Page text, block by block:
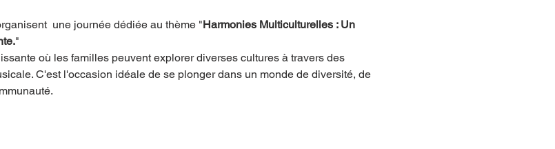
une journée dédiée au thème "Harmonies Multiculturelles : Un
"
où les familles peuvent explorer diverses cultures à travers des
C'est l'occasion idéale de se plonger dans un monde de diversité, de